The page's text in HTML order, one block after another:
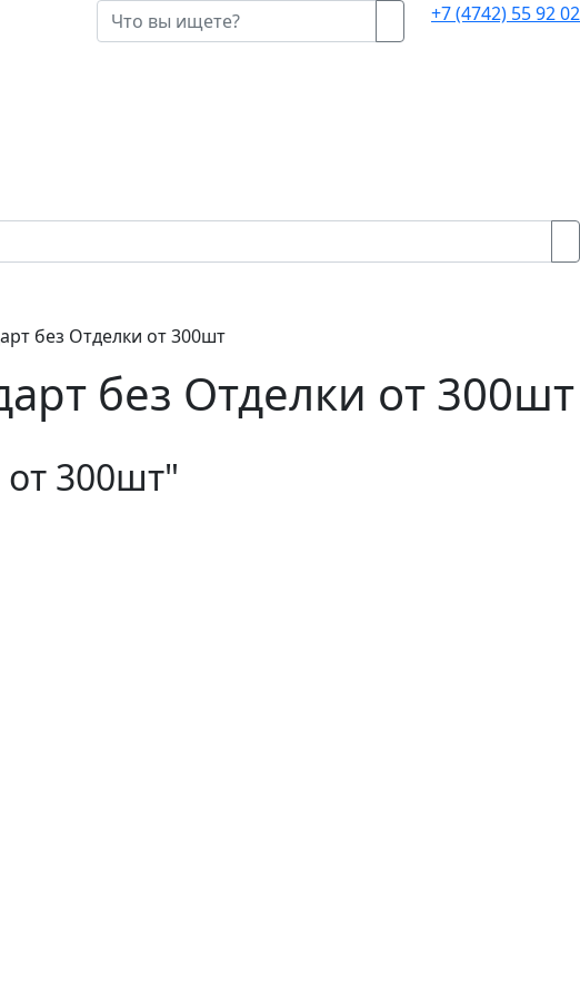
+7 (4742) 55 92 02
без Отделки от 300шт
без Отделки от 300шт
300шт"